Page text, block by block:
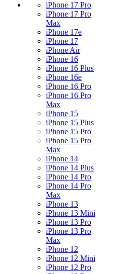
iPhone 17 Pro
iPhone 17 Pro
Max
iPhone 17e
iPhone 17
iPhone Air
iPhone 16
iPhone 16 Plus
iPhone 16e
iPhone 16 Pro
iPhone 16 Pro
Max
iPhone 15
iPhone 15 Plus
iPhone 15 Pro
iPhone 15 Pro
Max
iPhone 14
iPhone 14 Plus
iPhone 14 Pro
iPhone 14 Pro
Max
iPhone 13
iPhone 13 Mini
iPhone 13 Pro
iPhone 13 Pro
Max
iPhone 12
iPhone 12 Mini
iPhone 12 Pro